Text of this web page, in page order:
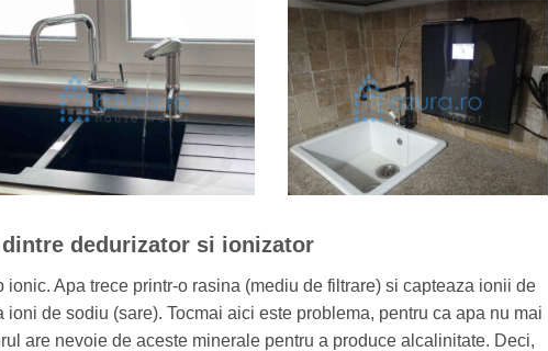
dedurizator si ionizator
Apa trece printr-o rasina (mediu de filtrare) si capteaza ionii de
de sodiu (sare). Tocmai aici este problema, pentru ca apa nu mai
are nevoie de aceste minerale pentru a produce alcalinitate. Deci,